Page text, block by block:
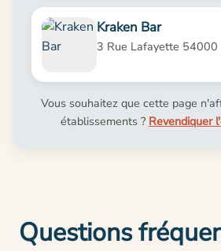
Kraken Bar
3 Rue Lafayette 54000
Vous souhaitez que cette page
établissements ? Revendiquer
Questions